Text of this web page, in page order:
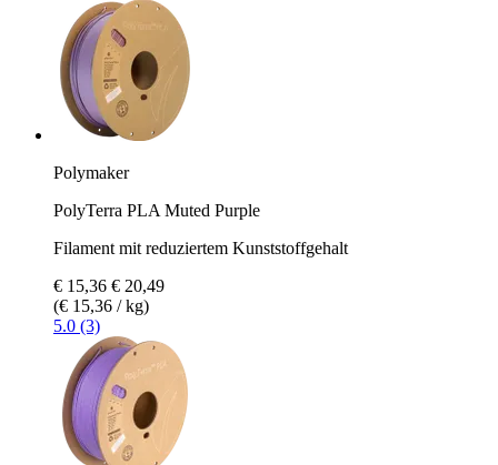
Polymaker
PolyTerra PLA Muted Purple
Filament mit reduziertem Kunststoffgehalt
€ 15,36 € 20,49
(€ 15,36 / kg)
5.0 (3)